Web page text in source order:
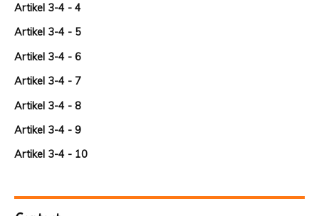
Artikel 3-4 - 4
Artikel 3-4 - 5
Artikel 3-4 - 6
Artikel 3-4 - 7
Artikel 3-4 - 8
Artikel 3-4 - 9
Artikel 3-4 - 10